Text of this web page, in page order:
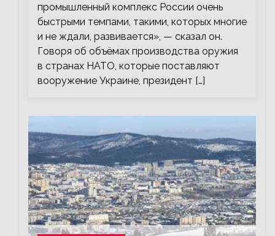
промышленный комплекс России очень
быстрыми темпами, такими, которых многие
и не ждали, развивается», — сказал он.
Говоря об объёмах производства оружия
в странах НАТО, которые поставляют
вооружение Украине, президент […]